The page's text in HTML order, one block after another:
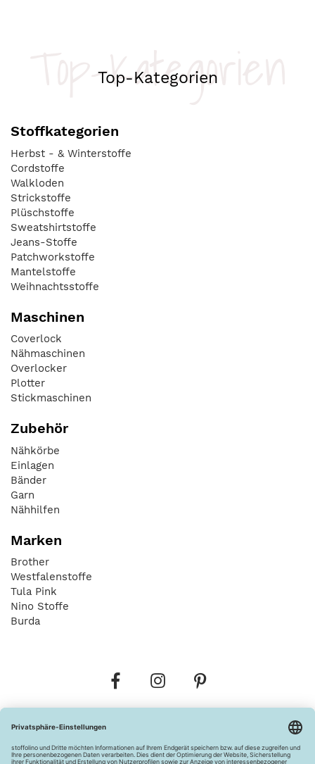
Top-Kategorien
Top-Kategorien
Stoffkategorien
Herbst - & Winterstoffe
Cordstoffe
Walkloden
Strickstoffe
Plüschstoffe
Sweatshirtstoffe
Jeans-Stoffe
Patchworkstoffe
Mantelstoffe
Weihnachtsstoffe
Maschinen
Coverlock
Nähmaschinen
Overlocker
Plotter
Stickmaschinen
Zubehör
Nähkörbe
Einlagen
Bänder
Garn
Nähhilfen
Marken
Brother
Westfalenstoffe
Tula Pink
Nino Stoffe
Burda